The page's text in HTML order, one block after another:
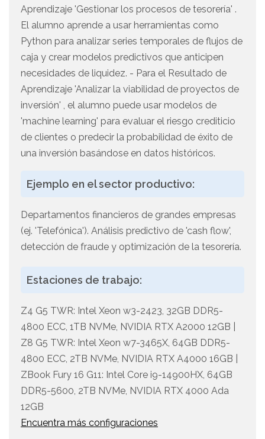
Aprendizaje 'Gestionar los procesos de tesorería' .
El alumno aprende a usar herramientas como
Python para analizar series temporales de flujos de
caja y crear modelos predictivos que anticipen
necesidades de liquidez. - Para el Resultado de
Aprendizaje 'Analizar la viabilidad de proyectos de
inversión' , el alumno puede usar modelos de
'machine learning' para evaluar el riesgo crediticio
de clientes o predecir la probabilidad de éxito de
una inversión basándose en datos históricos.
Ejemplo en el sector productivo:
Departamentos financieros de grandes empresas
(ej. 'Telefónica'). Análisis predictivo de 'cash flow',
detección de fraude y optimización de la tesorería.
Estaciones de trabajo:
Z4 G5 TWR: Intel Xeon w3-2423, 32GB DDR5-
4800 ECC, 1TB NVMe, NVIDIA RTX A2000 12GB |
Z8 G5 TWR: Intel Xeon w7-3465X, 64GB DDR5-
4800 ECC, 2TB NVMe, NVIDIA RTX A4000 16GB |
ZBook Fury 16 G11: Intel Core i9-14900HX, 64GB
DDR5-5600, 2TB NVMe, NVIDIA RTX 4000 Ada
12GB
Encuentra más configuraciones